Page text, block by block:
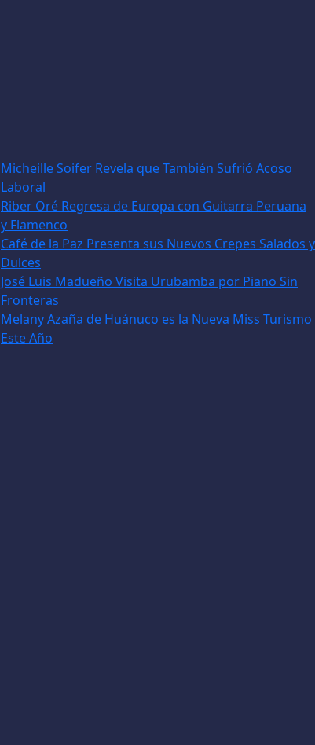
Micheille Soifer Revela que También Sufrió Acoso
Laboral
Riber Oré Regresa de Europa con Guitarra Peruana
y Flamenco
Café de la Paz Presenta sus Nuevos Crepes Salados y
Dulces
José Luis Madueño Visita Urubamba por Piano Sin
Fronteras
Melany Azaña de Huánuco es la Nueva Miss Turismo
Este Año